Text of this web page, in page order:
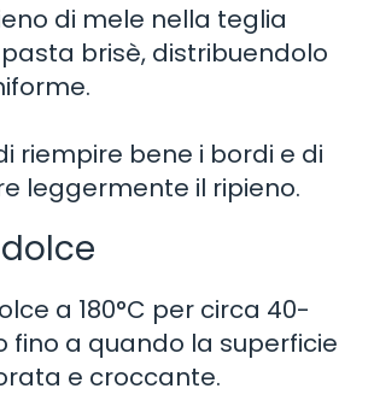
di mele nella teglia
brisè, distribuendolo
riempire bene i bordi e di
leggermente il ripieno.
a 180°C per circa 40-
fino a quando la superficie
e croccante.